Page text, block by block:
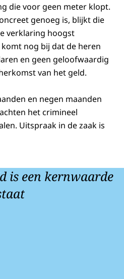
die voor geen meter klopt.
genoeg is, blijkt die
verklaring hoogst
nog bij dat de heren
en geen geloofwaardig
van het geld.
en negen maanden
het crimineel
Uitspraak in de zaak is
is een kernwaarde